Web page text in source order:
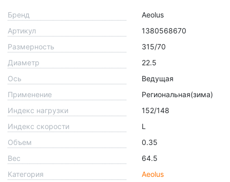
Бренд
Aeolus
Артикул
1380568670
Размерность
315/70
Диаметр
22.5
Ось
Ведущая
Применение
Региональная(зима)
Индекс нагрузки
152/148
Индекс скорости
L
Объем
0.35
Вес
64.5
Категория
Aeolus